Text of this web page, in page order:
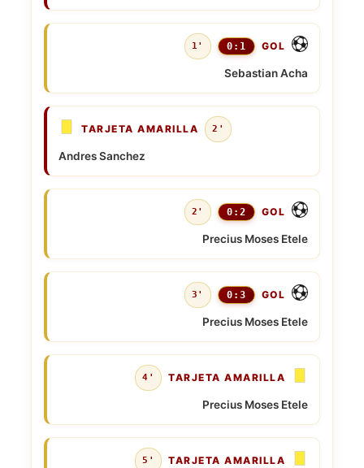
1' 0:1 GOL
Sebastian Acha
TARJETA AMARILLA 2'
Andres Sanchez
2' 0:2 GOL
Precius Moses Etele
3' 0:3 GOL
Precius Moses Etele
4' TARJETA AMARILLA
Precius Moses Etele
5' TARJETA AMARILLA